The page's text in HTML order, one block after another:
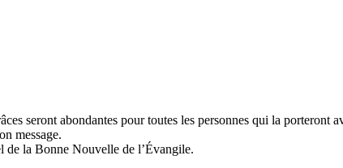
seront abondantes pour toutes les personnes qui la porteront
message.
de la Bonne Nouvelle de l’Évangile.